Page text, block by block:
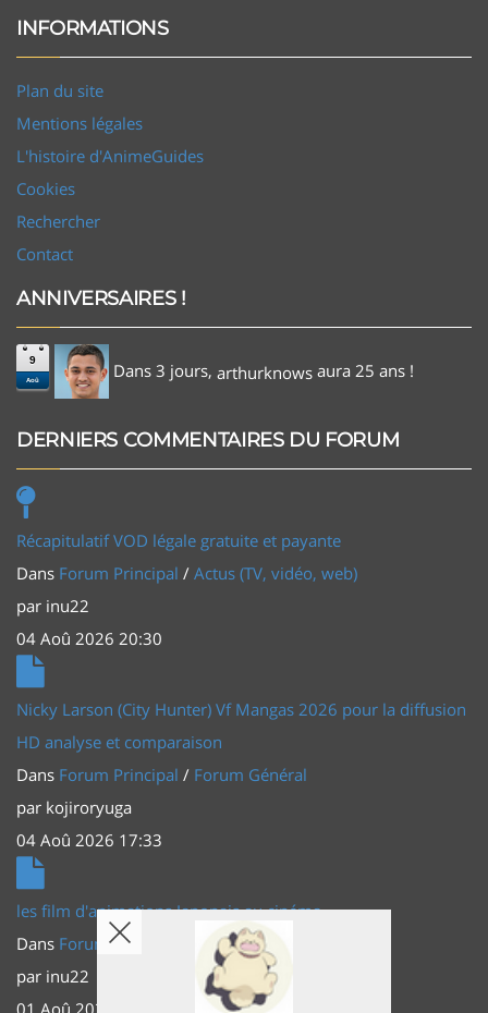
INFORMATIONS
Plan du site
Mentions légales
L'histoire d'AnimeGuides
Cookies
Rechercher
Contact
ANNIVERSAIRES !
9
Aoû Dans 3 jours, arthurknows aura 25 ans !
DERNIERS COMMENTAIRES DU FORUM
Récapitulatif VOD légale gratuite et payante
Dans Forum Principal / Actus (TV, vidéo, web)
par inu22
04 Aoû 2026 20:30
Nicky Larson (City Hunter) Vf Mangas 2026 pour la diffusion
HD analyse et comparaison
Dans Forum Principal / Forum Général
par kojiroryuga
04 Aoû 2026 17:33
les film d'animations Japonais au cinéma
Dans Forum Principal
Actus (TV, vidéo, web)
par inu22
01 Aoû 2026 20:56